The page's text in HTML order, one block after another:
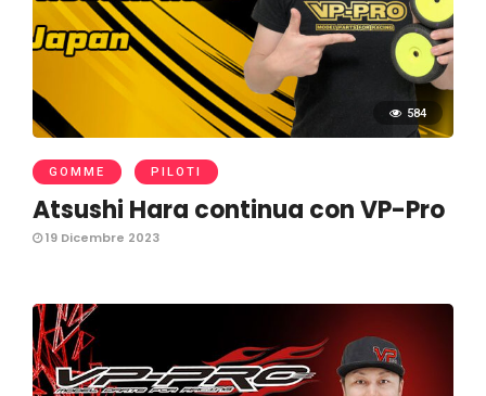
584
GOMME PILOTI
Atsushi Hara continua con VP-Pro
19 Dicembre 2023